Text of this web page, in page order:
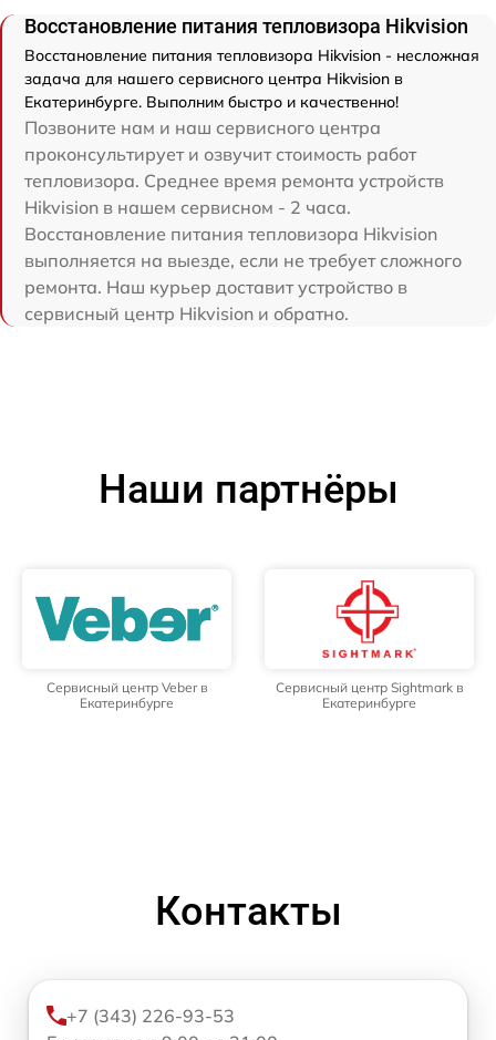
Восстановление питания тепловизора Hikvision
Восстановление питания тепловизора Hikvision - несложная
задача для нашего сервисного центра Hikvision в
Екатеринбурге. Выполним быстро и качественно!
Позвоните нам и наш сервисного центра
проконсультирует и озвучит стоимость работ
тепловизора. Среднее время ремонта устройств
Hikvision в нашем сервисном - 2 часа.
Восстановление питания тепловизора Hikvision
выполняется на выезде, если не требует сложного
ремонта. Наш курьер доставит устройство в
сервисный центр Hikvision и обратно.
Наши партнёры
Сервисный центр Veber в
Екатеринбурге
Сервисный центр Sightmark в
Екатеринбурге
Контакты
+7 (343) 226-93-53